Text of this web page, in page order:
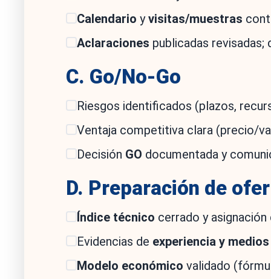
Calendario yvisitas/muestras
Aclaraciones publicadas revisadas;
C. Go/No-Go
Riesgos identificados (plazos,
Ventaja competitiva clara (precio/
Decisión GO documentada y
D. Preparación de
Índice técnico cerrado y
Evidencias de experiencia y medios
Modelo económico validado